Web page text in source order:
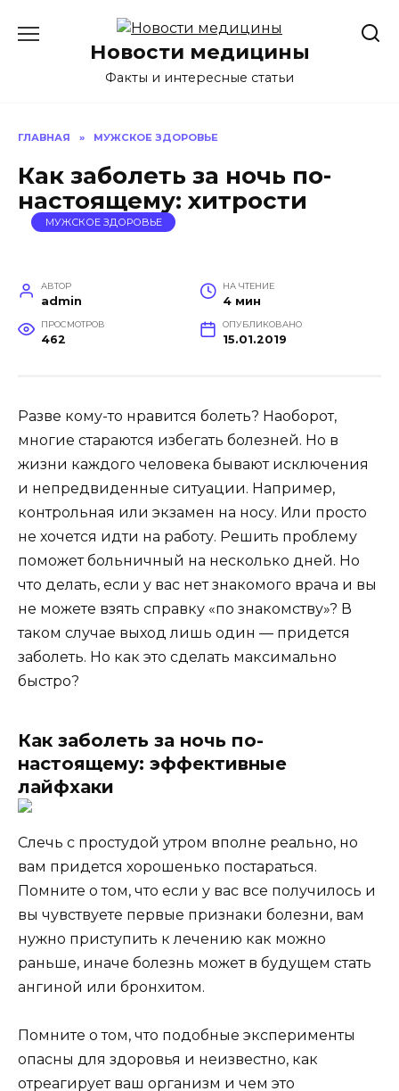
содержаниюНовости медицины
Факты и интересные статьи
ГЛАВНАЯ » МУЖСКОЕ ЗДОРОВЬЕ
Как заболеть за ночь по-
настоящему: хитрости
МУЖСКОЕ ЗДОРОВЬЕ
АВТОР
admin
НА ЧТЕНИЕ
4 мин
ПРОСМОТРОВ
462
ОПУБЛИКОВАНО
15.01.2019
Разве кому-то нравится болеть? Наоборот,
многие стараются избегать болезней. Но в
жизни каждого человека бывают исключения
и непредвиденные ситуации. Например,
контрольная или экзамен на носу. Или просто
не хочется идти на работу. Решить проблему
поможет больничный на несколько дней. Но
что делать, если у вас нет знакомого врача и вы
не можете взять справку «по знакомству»? В
таком случае выход лишь один — придется
заболеть. Но как это сделать максимально
быстро?
Как заболеть за ночь по-
настоящему: эффективные
лайфхаки
Слечь с простудой утром вполне реально, но
вам придется хорошенько постараться.
Помните о том, что если у вас все получилось и
вы чувствуете первые признаки болезни, вам
нужно приступить к лечению как можно
раньше, иначе болезнь может в будущем стать
ангиной или бронхитом.
Помните о том, что подобные эксперименты
опасны для здоровья и неизвестно, как
отреагирует ваш организм и чем это